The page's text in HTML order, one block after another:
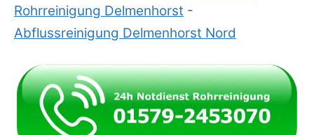
Rohrreinigung Delmenhorst -
Abflussreinigung Delmenhorst Nord